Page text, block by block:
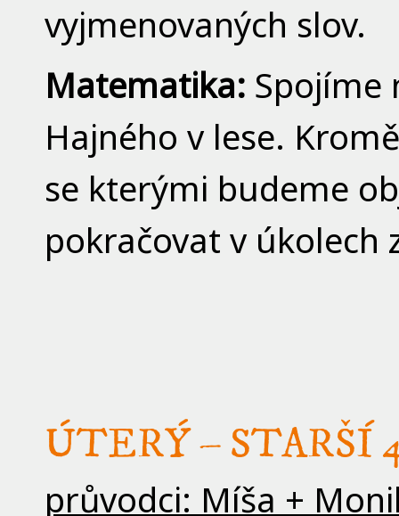
vyjmenovaných slov.
Matematika: Spojíme
Hajného v lese.
se kterými budeme
pokračovat v úkolech
ÚTERÝ – STARŠÍ
průvodci: Míša +